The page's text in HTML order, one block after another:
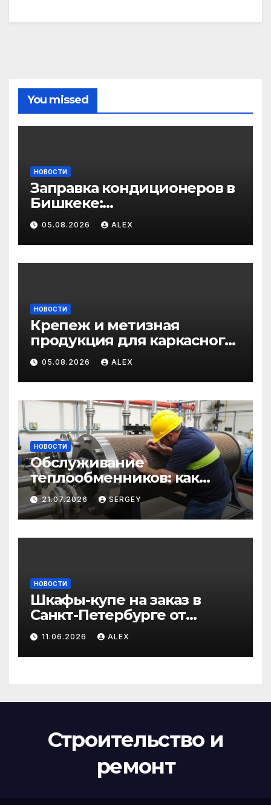
You missed
НОВОСТИ
Заправка кондиционеров в
Бишкеке:
профессиональные услуги
для дома и авто
05.08.2026 ALEX
НОВОСТИ
Крепеж и метизная
продукция для каркасного
и загородного
строительства: от
саморезов до анкеров
05.08.2026 ALEX
НОВОСТИ
Обслуживание
теплообменников: как
сохранить эффективность
и избежать простоев
21.07.2026 SERGEY
НОВОСТИ
Шкафы-купе на заказ в
Санкт-Петербурге от
производителя по
доступным ценам
11.06.2026 ALEX
Строительство и
ремонт